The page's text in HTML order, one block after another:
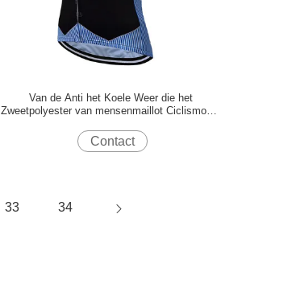
Van de Anti het Koele Weer die het
Zweetpolyester van mensenmaillot Ciclismo de
Contact
33 34